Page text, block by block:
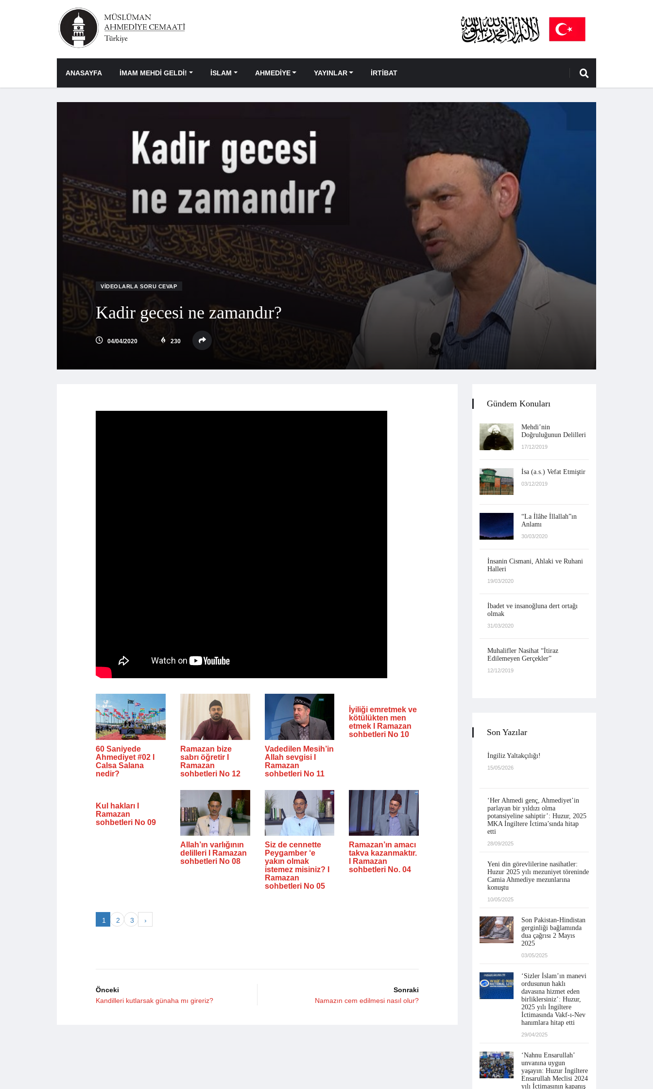
ANASAYFA İMAM MEHDİ GELDİ! İSLAM AHMEDIYE YAYINLAR İRTIBAT
VIDEOLARLA SORU CEVAP
Kadir gecesi ne zamandır?
04/04/2020 230
60 Saniyede
Ahmediyet #02 I
Calsa Salana
nedir?
Ramazan bize
sabrı öğretir I
Ramazan
sohbetleri No 12
Vadedilen Mesih’in
Allah sevgisi I
Ramazan
sohbetleri No 11
İyiliği emretmek ve
kötülükten men
etmek I Ramazan
sohbetleri No 10
Kul hakları I
Ramazan
sohbetleri No 09
Allah’ın varlığının
delilleri I Ramazan
sohbetleri No 08
Siz de cennette
Peygamber ‘e
yakın olmak
istemez misiniz? I
Ramazan
sohbetleri No 05
Ramazan’ın amacı
takva kazanmaktır.
I Ramazan
sohbetleri No. 04
1 2 3 ›
Önceki
Kandilleri kutlarsak günaha mı gireriz?
Sonraki
Namazın cem edilmesi nasıl olur?
Gündem Konuları
Mehdi’nin
Doğruluğunun Delilleri
17/12/2019
İsa (a.s.) Vefat Etmiştir
03/12/2019
“La İlâhe İllallah”ın
Anlamı
30/03/2020
İnsanin Cismani, Ahlaki ve Ruhani
Halleri
19/03/2020
İbadet ve insanoğluna dert ortağı
olmak
31/03/2020
Muhalifler Nasihat “İtiraz
Edilemeyen Gerçekler”
12/12/2019
Son Yazılar
İngiliz Yaltakçılığı!
15/05/2026
‘Her Ahmedi genç, Ahmediyet’in
parlayan bir yıldızı olma
potansiyeline sahiptir’: Huzur, 2025
MKA İngiltere İctima’sında hitap
etti
28/09/2025
Yeni din görevlilerine nasihatler:
Huzur 2025 yılı mezuniyet töreninde
Camia Ahmediye mezunlarına
konuştu
10/05/2025
Son Pakistan-Hindistan
gerginliği bağlamında
dua çağrısı 2 Mayıs
2025
03/05/2025
‘Sizler İslam’ın manevi
ordusunun haklı
davasına hizmet eden
birliklersiniz’: Huzur,
2025 yılı İngiltere
İctimasında Vakf-ı-Nev
hanımlara hitap etti
29/04/2025
‘Nahnu Ensarullah’
unvanına uygun
yaşayın: Huzur İngiltere
Ensarullah Meclisi 2024
yılı İctimasının kapanış